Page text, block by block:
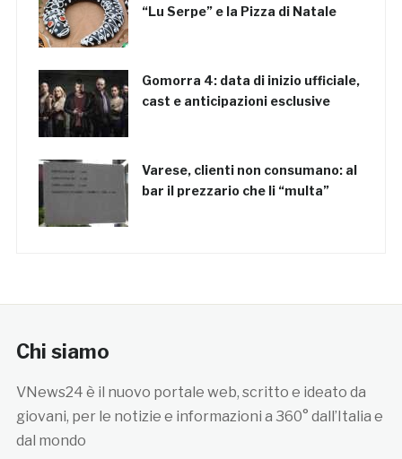
“Lu Serpe” e la Pizza di Natale
Gomorra 4: data di inizio ufficiale,
cast e anticipazioni esclusive
Varese, clienti non consumano: al
bar il prezzario che li “multa”
Chi siamo
VNews24 è il nuovo portale web, scritto e ideato da
giovani, per le notizie e informazioni a 360° dall’Italia e
dal mondo